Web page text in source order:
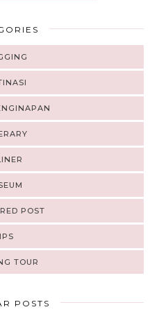
POST
TOUR
POSTS